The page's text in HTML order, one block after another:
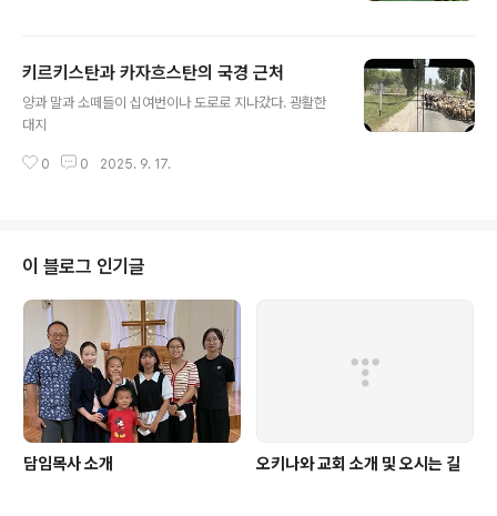
키르키스탄과 카자흐스탄의 국경 근처
양과 말과 소떼들이 십여번이나 도로로 지나갔다. 광활한
대지
0 0 2025. 9. 17.
이 블로그 인기글
담임목사 소개 오키나와 교회 소개 및 오시는 길